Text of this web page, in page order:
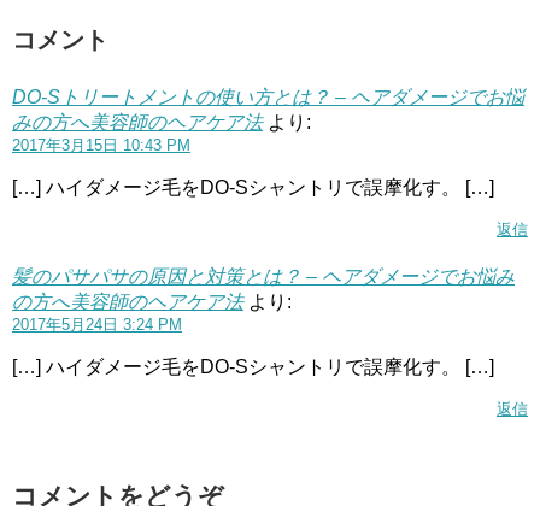
コメント
DO-Sトリートメントの使い方とは？ – ヘアダメージでお悩
みの方へ美容師のヘアケア法 より:
2017年3月15日 10:43 PM
[…] ハイダメージ毛をDO-Sシャントリで誤摩化す。 […]
返信
髪のパサパサの原因と対策とは？ – ヘアダメージでお悩み
の方へ美容師のヘアケア法 より:
2017年5月24日 3:24 PM
[…] ハイダメージ毛をDO-Sシャントリで誤摩化す。 […]
返信
コメントをどうぞ